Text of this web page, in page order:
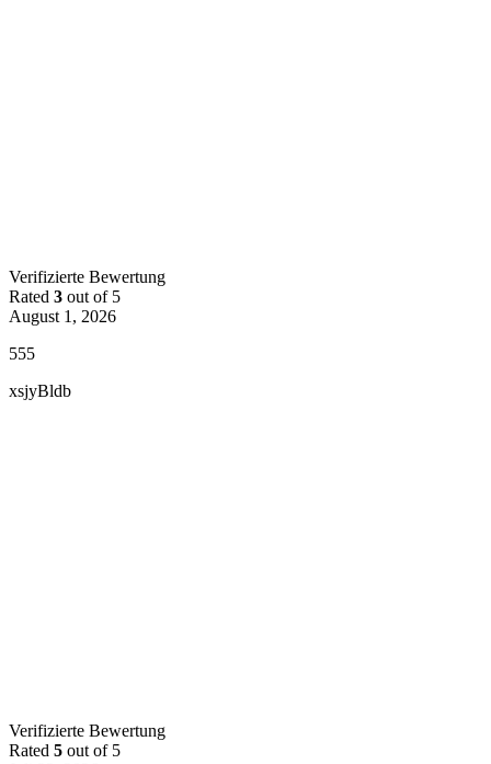
Verifizierte Bewertung
Rated 3 out of 5
August 1, 2026
555
xsjyBldb
Verifizierte Bewertung
Rated 5 out of 5